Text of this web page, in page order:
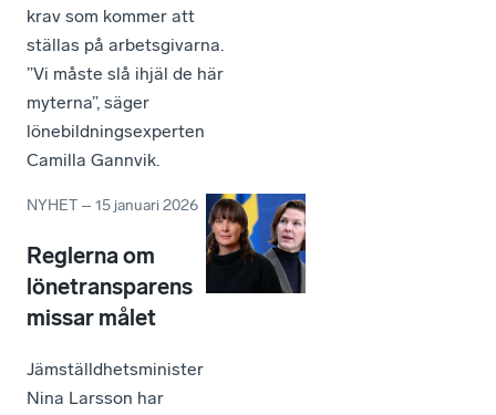
krav som kommer att
ställas på arbetsgivarna.
”Vi måste slå ihjäl de här
myterna”, säger
lönebildningsexperten
Camilla Gannvik.
NYHET –15 januari 2026
Reglerna om
lönetransparens
missar målet
Jämställdhetsminister
Nina Larsson har